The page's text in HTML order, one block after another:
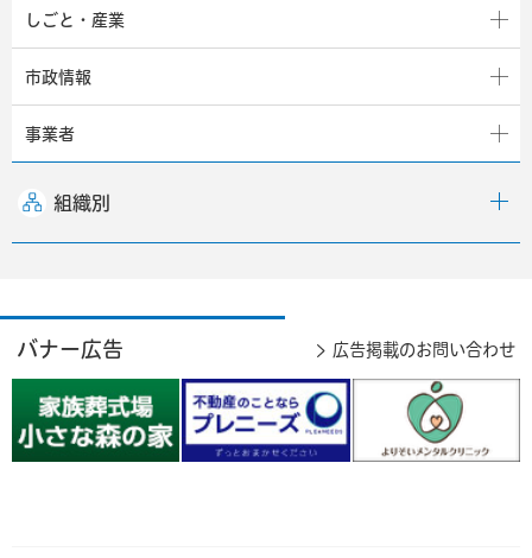
しごと・産業
市政情報
事業者
組織別
バナー広告 広告掲載のお問い合わせ